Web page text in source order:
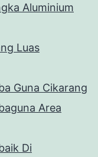
Aluminium
Luas
Guna Cikarang
Area
Di